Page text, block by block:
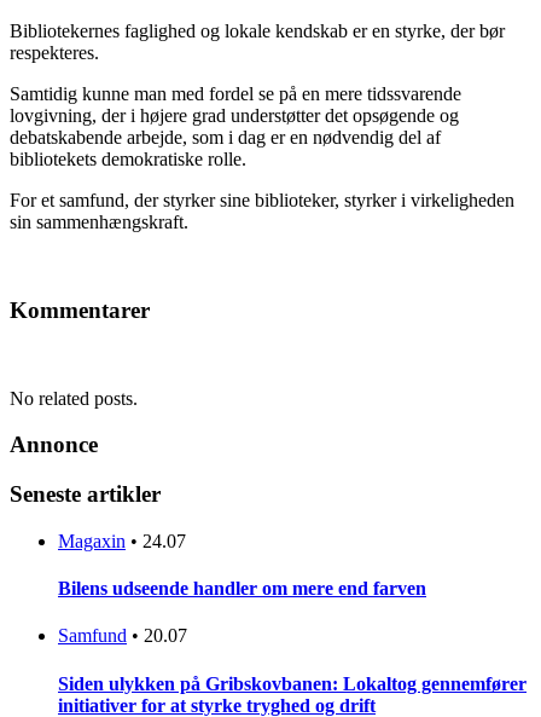
Bibliotekernes faglighed og lokale kendskab er en styrke, der bør
respekteres.
Samtidig kunne man med fordel se på en mere tidssvarende
lovgivning, der i højere grad understøtter det opsøgende og
debatskabende arbejde, som i dag er en nødvendig del af
bibliotekets demokratiske rolle.
For et samfund, der styrker sine biblioteker, styrker i virkeligheden
sin sammenhængskraft.
Kommentarer
No related posts.
Annonce
Seneste artikler
Magaxin • 24.07
Bilens udseende handler om mere end farven
Samfund • 20.07
Siden ulykken på Gribskovbanen: Lokaltog gennemfører
initiativer for at styrke tryghed og drift